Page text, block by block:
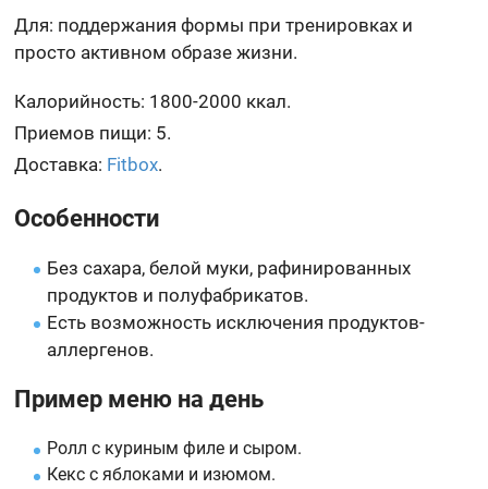
Для: поддержания формы при тренировках и
просто активном образе жизни.
Калорийность: 1800-2000 ккал.
Приемов пищи: 5.
Доставка: Fitbox.
Особенности
Без сахара, белой муки, рафинированных
продуктов и полуфабрикатов.
Есть возможность исключения продуктов-
аллергенов.
Пример меню на день
Ролл с куриным филе и сыром.
Кекс с яблоками и изюмом.